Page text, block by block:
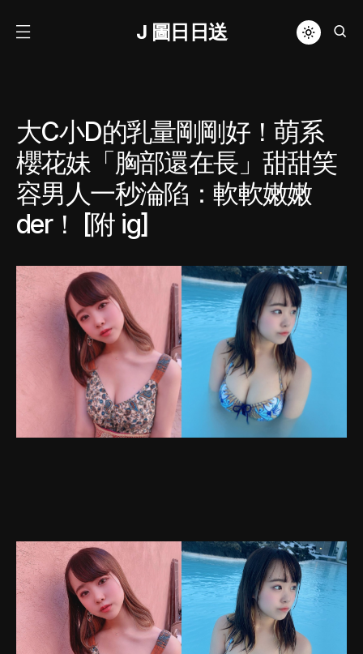
J 圖日日送
大C小D的乳量剛剛好！萌系
櫻花妹「胸部還在長」甜甜笑
容男人一秒淪陷：軟軟嫩嫩
der！ [附 ig]